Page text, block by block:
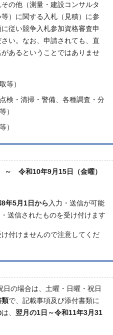
の他（測量・建設コンサルタ
）に関する入札（見積）に参
従い競争入札参加資格審査申
い。なお、申請されても、直
あるということではありませ
等）
検・清掃・警備、各種調査・分
）
）
令和10年9月15日（金曜）
8年5月1日から 入力・送信が可能
送信されたものを受け付けます
付けませんので注意してくだ
日の場合は、土曜・日曜・祝日
類で、記載事項及び添付書類に
は、 翌月の1日～令和11年3月31